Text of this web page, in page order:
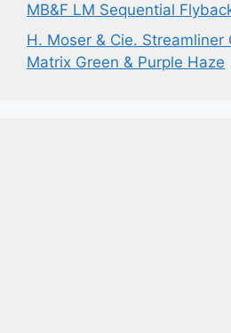
MB&F LM Sequential
H. Moser & Cie. Streamliner
Matrix Green & Purple Haze